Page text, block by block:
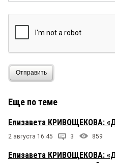
Отправить
Еще по теме
Елизавета КРИВОЩЕКОВА:
2 августа 16:45 3 859
Елизавета КРИВОЩЕКОВА: